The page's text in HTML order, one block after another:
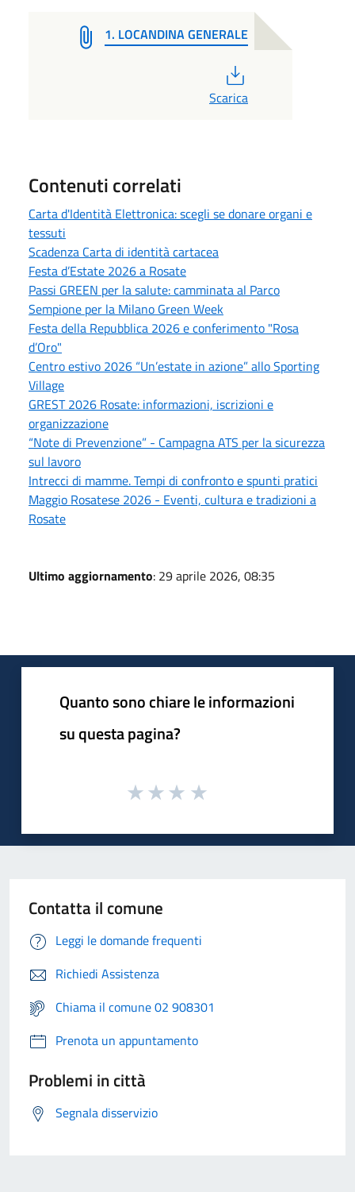
1. LOCANDINA GENERALE
Scarica
Contenuti correlati
Carta d'Identità Elettronica: scegli se donare organi e
tessuti
Scadenza Carta di identità cartacea
Festa d’Estate 2026 a Rosate
Passi GREEN per la salute: camminata al Parco
Sempione per la Milano Green Week
Festa della Repubblica 2026 e conferimento "Rosa
d’Oro"
Centro estivo 2026 “Un’estate in azione” allo Sporting
Village
GREST 2026 Rosate: informazioni, iscrizioni e
organizzazione
“Note di Prevenzione” - Campagna ATS per la sicurezza
sul lavoro
Intrecci di mamme. Tempi di confronto e spunti pratici
Maggio Rosatese 2026 - Eventi, cultura e tradizioni a
Rosate
Ultimo aggiornamento: 29 aprile 2026, 08:35
Quanto sono chiare le informazioni
su questa pagina?
Contatta il comune
Leggi le domande frequenti
Richiedi Assistenza
Chiama il comune 02 908301
Prenota un appuntamento
Problemi in città
Segnala disservizio